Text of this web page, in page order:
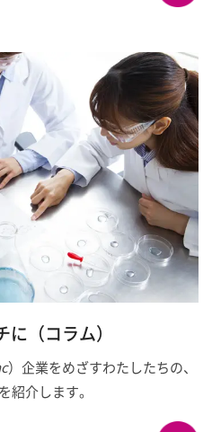
（コラム）
）企業をめざすわたしたちの、
紹介します。